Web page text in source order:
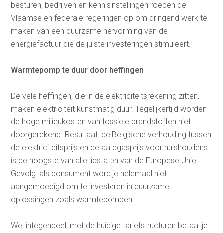
besturen, bedrijven en kennisinstellingen roepen de
Vlaamse en federale regeringen op om dringend werk te
maken van een duurzame hervorming van de
energiefactuur die de juiste investeringen stimuleert.
Warmtepomp te duur door heffingen
De vele heffingen, die in de elektriciteitsrekening zitten,
maken elektriciteit kunstmatig duur. Tegelijkertijd worden
de hoge milieukosten van fossiele brandstoffen niet
doorgerekend. Resultaat: de Belgische verhouding tussen
de elektriciteitsprijs en de aardgasprijs voor huishoudens
is de hoogste van alle lidstaten van de Europese Unie.
Gevolg: als consument word je helemaal niet
aangemoedigd om te investeren in duurzame
oplossingen zoals warmtepompen.
Wel integendeel, met de huidige tariefstructuren betaal je